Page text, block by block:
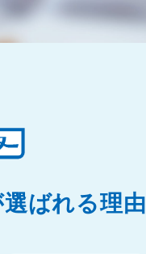
ばれる理由